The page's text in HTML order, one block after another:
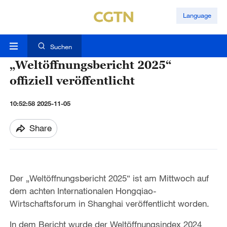
Language
Suchen
„Weltöffnungsbericht 2025“
offiziell veröffentlicht
10:52:58 2025-11-05
Share
Der „Weltöffnungsbericht 2025“ ist am Mittwoch auf
dem achten Internationalen Hongqiao-
Wirtschaftsforum in Shanghai veröffentlicht worden.
In dem Bericht wurde der Weltöffnungsindex 2024